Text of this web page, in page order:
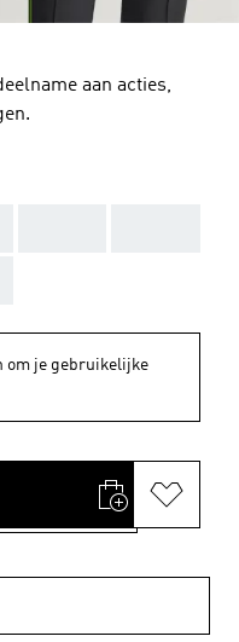
aan acties,
om je gebruikelijke